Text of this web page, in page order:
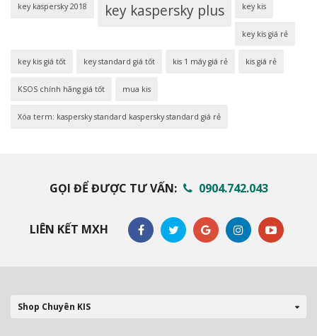
key kaspersky 2018 key kaspersky plus key kis
key kis giá rẻ
key kis giá tốt key standard giá tốt kis 1 máy giá rẻ kis giá rẻ
KSOS chính hãng giá tốt mua kis
Xóa term: kaspersky standard kaspersky standard giá rẻ
GỌI ĐỂ ĐƯỢC TƯ VẤN: 0904.742.043
LIÊN KẾT MXH
Shop Chuyên KIS